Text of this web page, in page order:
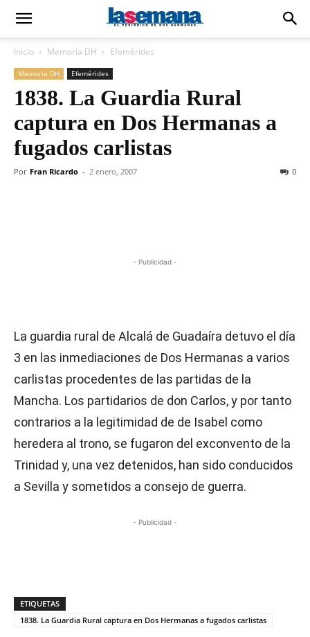
Inicio Memoria DH Efemérides
Memoria DH Efemérides
1838. La Guardia Rural
captura en Dos Hermanas a
fugados carlistas
Por Fran Ricardo - 2 enero, 2007 0
- Publicidad -
La guardia rural de Alcalá de Guadaíra detuvo el día
3 en las inmediaciones de Dos Hermanas a varios
carlistas procedentes de las partidas de la
Mancha. Los partidarios de don Carlos, y por tanto
contrarios a la legitimidad de de Isabel como
heredera al trono, se fugaron del exconvento de la
Trinidad y, una vez detenidos, han sido conducidos
a Sevilla y sometidos a consejo de guerra.
- Publicidad -
ETIQUETAS
1838. La Guardia Rural captura en Dos Hermanas a fugados carlistas